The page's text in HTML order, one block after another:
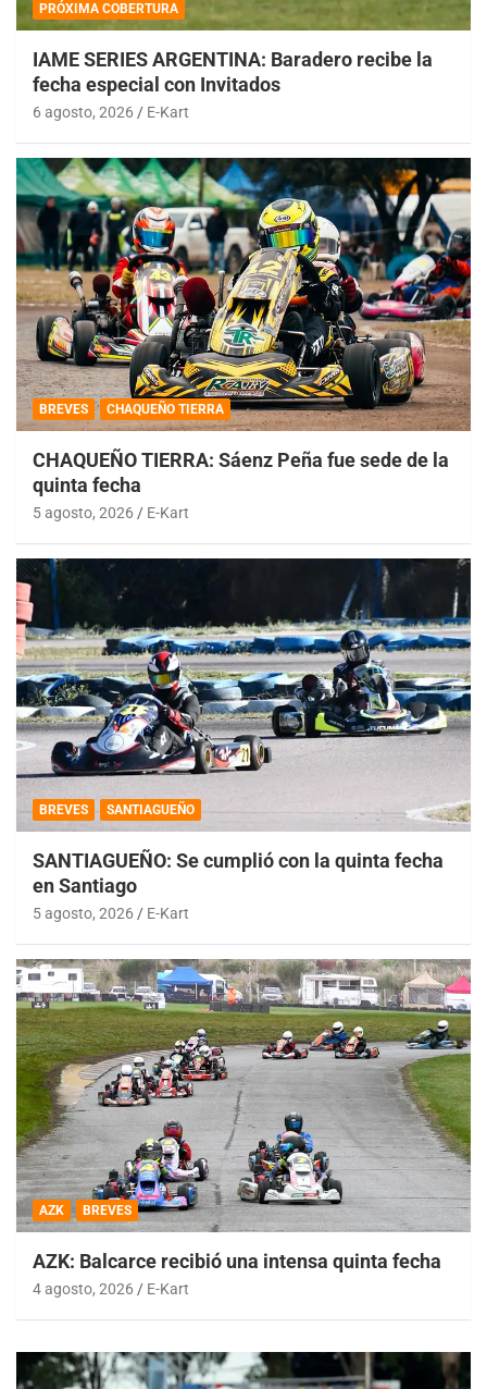
PRÓXIMA COBERTURA
IAME SERIES ARGENTINA: Baradero recibe la
fecha especial con Invitados
6 agosto, 2026 E-Kart
BREVES CHAQUEÑO TIERRA
CHAQUEÑO TIERRA: Sáenz Peña fue sede de la
quinta fecha
5 agosto, 2026 E-Kart
BREVES SANTIAGUEÑO
SANTIAGUEÑO: Se cumplió con la quinta fecha
en Santiago
5 agosto, 2026 E-Kart
AZK BREVES
AZK: Balcarce recibió una intensa quinta fecha
4 agosto, 2026 E-Kart